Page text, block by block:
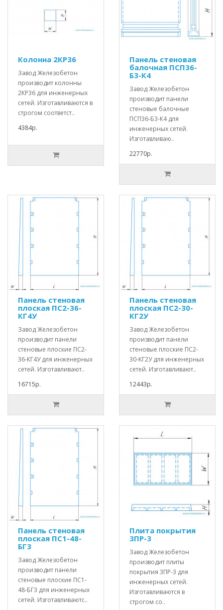
Колонна 2КР36
Завод Железобетон
производит колонны
2КР36 для инженерных
сетей. Изготавливаются в
строгом соответст..
4384р.
Панель стеновая
балочная ПСП36-
Б3-К4
Завод Железобетон
производит панели
стеновые балочные
ПСП36-Б3-К4 для
инженерных сетей.
Изготавливаю..
22770р.
Панель стеновая
плоская ПС2-36-
КГ4У
Завод Железобетон
производит панели
стеновые плоские ПС2-
36-КГ4У для инженерных
сетей. Изготавливают..
16715р.
Панель стеновая
плоская ПС2-30-
КГ2У
Завод Железобетон
производит панели
стеновые плоские ПС2-
30-КГ2У для инженерных
сетей. Изготавливают..
12443р.
Панель стеновая
плоская ПС1-48-
БГ3
Завод Железобетон
производит панели
стеновые плоские ПС1-
48-БГ3 для инженерных
сетей. Изготавливаютс..
Плита покрытия
3ПР-3
Завод Железобетон
производит плиты
покрытия 3ПР-3 для
инженерных сетей.
Изготавливаются в
строгом со..